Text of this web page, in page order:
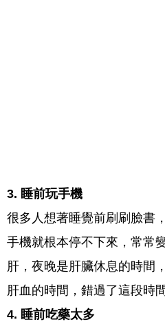
3. 睡前玩手機
很多人想著睡覺前刷刷臉書
手機就根本停不下來，常常
肝，夜晚是肝臟休息的時間
肝血的時間，錯過了這段時
4. 睡前吃藥太多